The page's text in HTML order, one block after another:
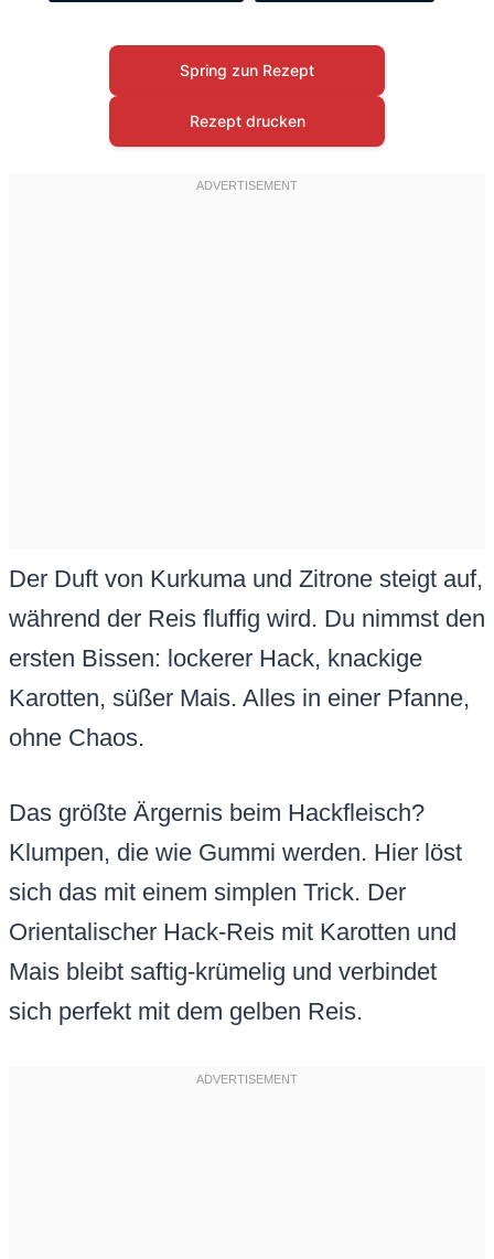
Spring zun Rezept
Rezept drucken
Der Duft von Kurkuma und Zitrone steigt auf,
während der Reis fluffig wird. Du nimmst den
ersten Bissen: lockerer Hack, knackige
Karotten, süßer Mais. Alles in einer Pfanne,
ohne Chaos.
Das größte Ärgernis beim Hackfleisch?
Klumpen, die wie Gummi werden. Hier löst
sich das mit einem simplen Trick. Der
Orientalischer Hack-Reis mit Karotten und
Mais bleibt saftig-krümelig und verbindet
sich perfekt mit dem gelben Reis.